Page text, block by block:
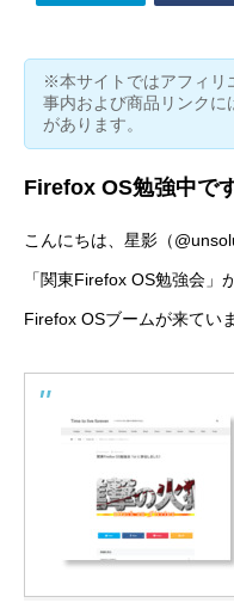
※本サイトではアフィリ
事内および商品リンクに
があります。
Firefox OS勉強中で
こんにちは、星影（
「関東Firefox OS勉強会
Firefox OSブームが来ていま